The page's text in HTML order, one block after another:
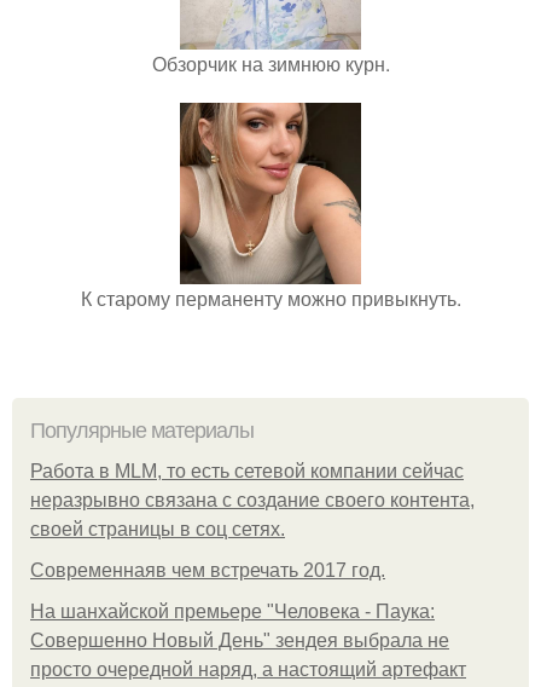
Обзорчик на зимнюю курн.
К старому перманенту можно привыкнуть.
Популярные материалы
Работа в MLM, то есть сетевой компании сейчас
неразрывно связана с создание своего контента,
своей страницы в соц сетях.
Современнаяв чем встречать 2017 год.
На шанхайской премьере "Человека - Паука:
Совершенно Новый День" зендея выбрала не
просто очередной наряд, а настоящий артефакт